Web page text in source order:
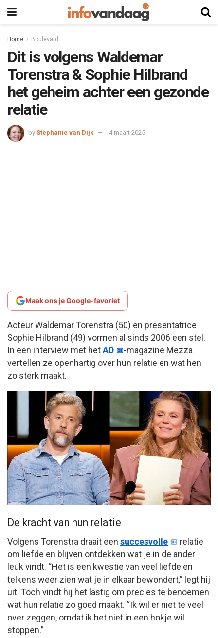
Home Boulevard
Dit is volgens Waldemar
Torenstra & Sophie Hilbrand
het geheim achter een gezonde
relatie
by Stephanie van Dijk 4 maart 2025
Maak ons je Google-favoriet
Acteur Waldemar Torenstra (50) en presentatrice
Sophie Hilbrand (49) vormen al sinds 2006 een stel.
In een interview met hetAD
-magazine Mezza
vertellen ze openhartig over hun relatie en wat hen
zo sterk maakt.
De kracht van hun relatie
Volgens Torenstra draait een succesvolle
relatie
om liefde en blijven ontdekken wat je in de ander
leuk vindt. “Het is een kwestie van veel liefde en
telkens weer zien wat je in elkaar bewondert,” legt hij
uit. Toch vindt hij het lastig om precies te benoemen
wat hun relatie zo goed maakt. “Ik wil er niet te veel
over zeggen, omdat ik het niet in een hokje wil
stoppen.”